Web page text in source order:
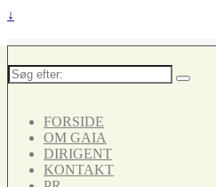
↓
Søg
efter:
FORSIDE
OM GAIA
DIRIGENT
KONTAKT